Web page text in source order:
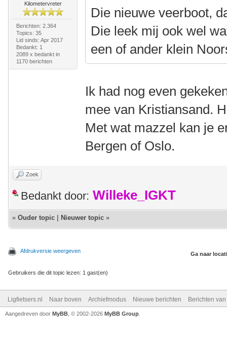
Kilometervreter
Berichten: 2.364
Topics: 35
Lid sinds: Apr 2017
Bedankt: 1
2089 x bedankt in
1170 berichten
Die nieuwe veerboot,
Die leek mij ook wel
een of ander klein
Ik had nog even
mee van Kristiansand.
Met wat mazzel kan je
Bergen of Oslo.
Zoek
Bedankt door: Willeke_IGKT
« Ouder topic Nieuwer topic »
Afdrukversie weergeven Ga naar
Gebruikers die dit topic lezen: 1 gast(en)
Ligfietsers.nl Naar boven Archiefmodus Nieuwe berichten Berichten
Aangedreven door MyBB , © 2002-2026 MyBB Group